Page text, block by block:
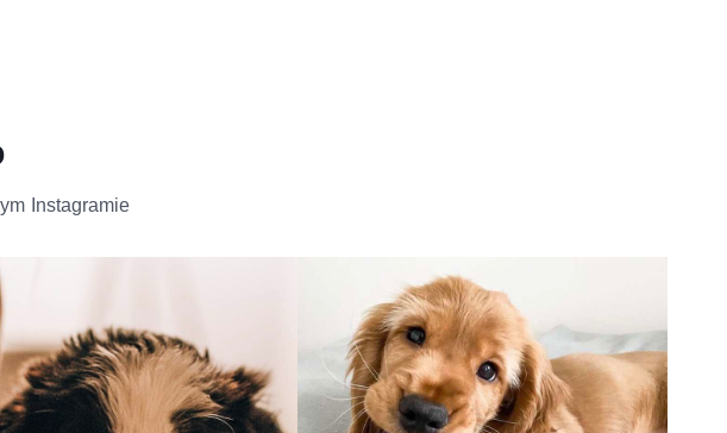
Instagramie